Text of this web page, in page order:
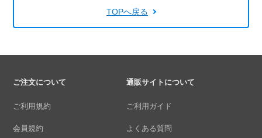
TOPへ戻る
ご注文について
ご利用規約
会員規約
通販サイトについて
ご利用ガイド
よくある質問